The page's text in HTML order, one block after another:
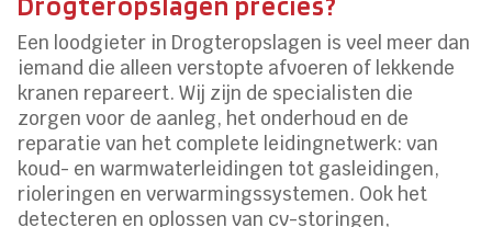
Een loodgieter in Drogteropslagen is veel meer dan
iemand die alleen verstopte afvoeren of lekkende
kranen repareert. Wij zijn de specialisten die
zorgen voor de aanleg, het onderhoud en de
reparatie van het complete leidingnetwerk: van
koud- en warmwaterleidingen tot gasleidingen,
rioleringen en verwarmingssystemen. Ook het
detecteren en oplossen van cv-storingen,